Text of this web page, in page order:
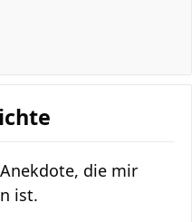
die mir
ist.